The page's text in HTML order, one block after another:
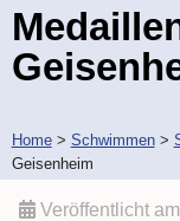
Home> Schwimmen>
Geisenheim
Veröffentlicht